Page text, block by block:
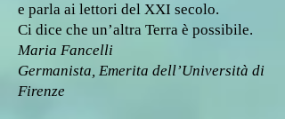
e parla ai lettori del XXI secolo.
Ci dice che un’altra Terra è possibile.
Maria Fancelli
Germanista, Emerita dell’Università di
Firenze